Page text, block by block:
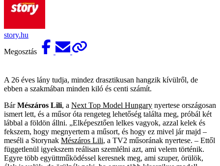
story.hu
Megosztás
A 26 éves lány tudja, mindez drasztikusan hangzik kívülről, de
ebben a szakmában minden kiló és centi számít.
BárMészáros Lili, a Next Top Model Hungary nyertese országosan
ismert lett, és a műsor óta rengeteg lehetőség találta meg, próbál két
lábbal a földön állni. „Elképesztően lelkes vagyok, azzal kelek és
fekszem, hogy megnyertem a műsort, és hogy ez mivel jár majd –
meséli a Storynak Mészáros Lili, a TV2 műsorának nyertese. – Ettől
függetlenül igyekszem reálisan szemlélni azt, ami velem történik.
Egyre több együttműködéssel keresnek meg, ami szuper, örülök,